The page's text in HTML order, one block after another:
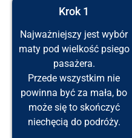
Krok 1
Najważniejszy jest wybór
maty pod wielkość psiego
pasażera.
Przede wszystkim nie
powinna być za mała, bo
może się to skończyć
niechęcią do podróży.